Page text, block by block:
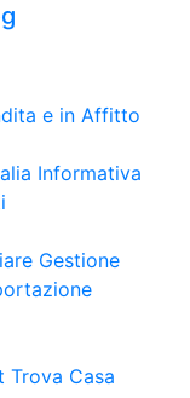
Informativa
Gestione
Trova Casa